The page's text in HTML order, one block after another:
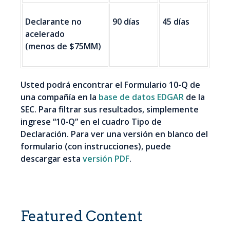
Declarante no
acelerado
(menos de $75MM)
90 días 45 días
Usted podrá encontrar el Formulario 10-Q de
una compañía en la base de datos EDGAR de la
SEC. Para filtrar sus resultados, simplemente
ingrese “10-Q” en el cuadro Tipo de
Declaración. Para ver una versión en blanco del
formulario (con instrucciones), puede
descargar esta versión PDF.
Featured Content